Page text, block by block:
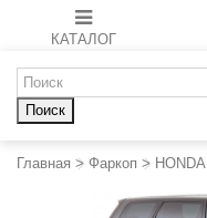
КАТАЛОГ
Поиск
Главная > Фаркоп > HONDA